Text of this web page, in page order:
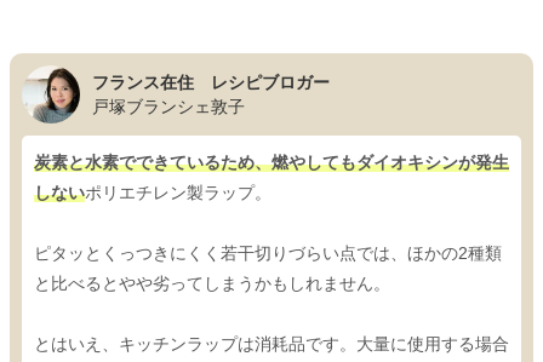
フランス在住 レシピブロガー
戸塚ブランシェ敦子
炭素と水素でできているため、燃やしてもダイオキシンが発生
しないポリエチレン製ラップ。
ピタッとくっつきにくく若干切りづらい点では、ほかの2種類
と比べるとやや劣ってしまうかもしれません。
とはいえ、キッチンラップは消耗品です。大量に使用する場合